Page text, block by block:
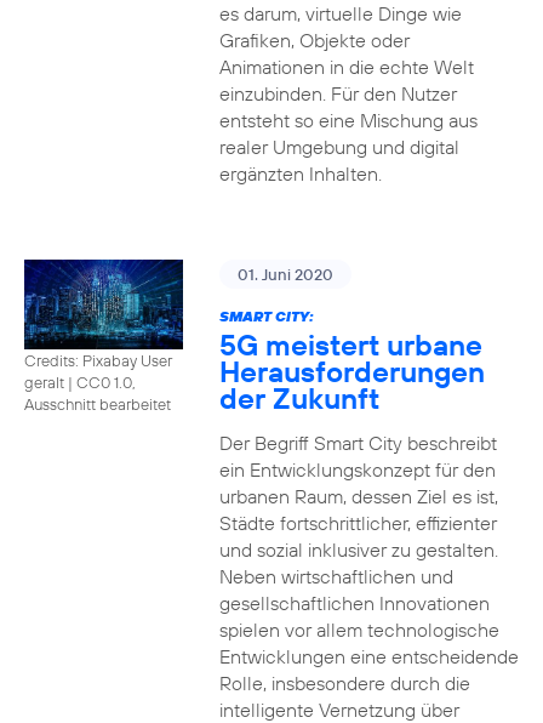
es darum, virtuelle Dinge wie
Grafiken, Objekte oder
Animationen in die echte Welt
einzubinden. Für den Nutzer
entsteht so eine Mischung aus
realer Umgebung und digital
ergänzten Inhalten.
Credits: Pixabay User
geralt | CC0 1.0,
Ausschnitt bearbeitet
01. Juni 2020
SMART CITY:
5G meistert urbane
Herausforderungen
der Zukunft
Der Begriff Smart City beschreibt
ein Entwicklungskonzept für den
urbanen Raum, dessen Ziel es ist,
Städte fortschrittlicher, effizienter
und sozial inklusiver zu gestalten.
Neben wirtschaftlichen und
gesellschaftlichen Innovationen
spielen vor allem technologische
Entwicklungen eine entscheidende
Rolle, insbesondere durch die
intelligente Vernetzung über